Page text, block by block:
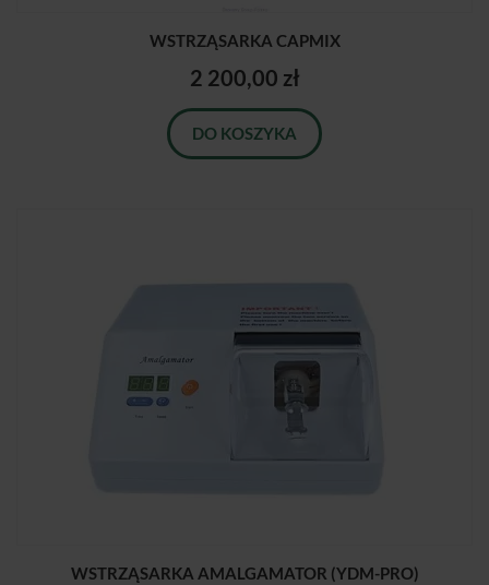
WSTRZĄSARKA CAPMIX
2 200,00 zł
DO KOSZYKA
WSTRZĄSARKA AMALGAMATOR (YDM-PRO)